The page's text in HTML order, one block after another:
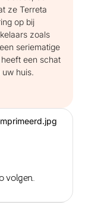
volgen.
ze Terreta
op bij
zoals
seriematige
een schat
huis.